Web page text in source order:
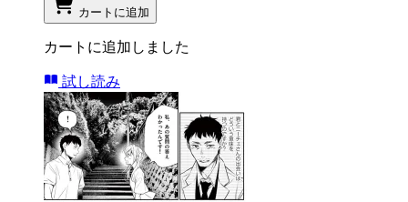
カートに追加
カートに追加しました
試し読み